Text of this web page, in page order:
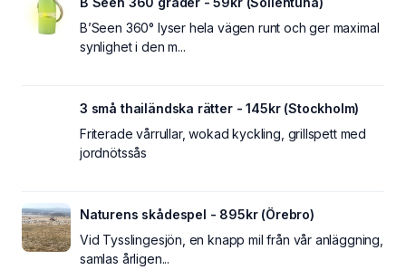
B’Seen 360° lyser hela vägen runt och ger maximal
synlighet i den m...
3 små thailändska rätter - 145kr (Stockholm)
Friterade vårrullar, wokad kyckling, grillspett med
jordnötssås
Naturens skådespel - 895kr (Örebro)
Vid Tysslingesjön, en knapp mil från vår anläggning,
samlas årligen...